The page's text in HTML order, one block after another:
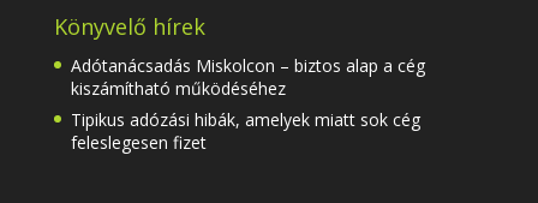
Könyvelő hírek
Adótanácsadás Miskolcon – biztos alap a cég
kiszámítható működéséhez
Tipikus adózási hibák, amelyek miatt sok cég
feleslegesen fizet